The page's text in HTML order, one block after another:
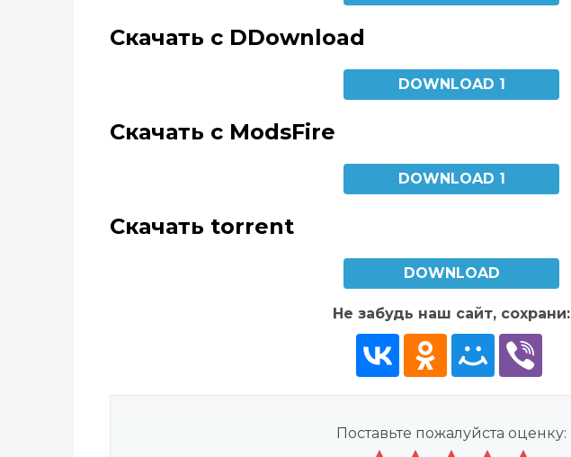
Скачать с DDownload
DOWNLOAD 1
Скачать с ModsFire
DOWNLOAD 1
Скачать torrent
DOWNLOAD
Не забудь наш сайт, сохрани:
Поставьте пожалуйста оценку: